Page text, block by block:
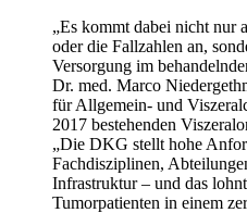
„Es kommt dabei nicht nur
oder die Fallzahlen an,
Versorgung im
Dr. med. Marco
für Allgemein- und
2017 bestehenden
„Die DKG stellt hohe
Fachdisziplinen,
Infrastruktur – und das
Tumorpatienten in einem